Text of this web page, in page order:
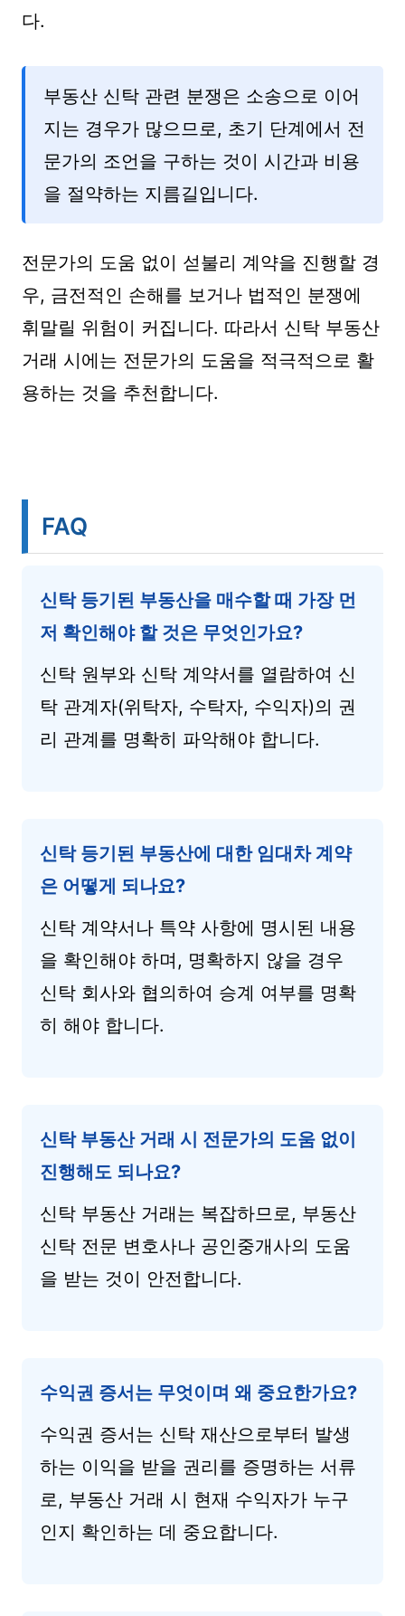
다.
부동산 신탁 관련 분쟁은 소송으로 이어
지는 경우가 많으므로, 초기 단계에서 전
문가의 조언을 구하는 것이 시간과 비용
을 절약하는 지름길입니다.
전문가의 도움 없이 섣불리 계약을 진행할 경
우, 금전적인 손해를 보거나 법적인 분쟁에
휘말릴 위험이 커집니다. 따라서 신탁 부동산
거래 시에는 전문가의 도움을 적극적으로 활
용하는 것을 추천합니다.
FAQ
신탁 등기된 부동산을 매수할 때 가장 먼
저 확인해야 할 것은 무엇인가요?
신탁 원부와 신탁 계약서를 열람하여 신
탁 관계자(위탁자, 수탁자, 수익자)의 권
리 관계를 명확히 파악해야 합니다.
신탁 등기된 부동산에 대한 임대차 계약
은 어떻게 되나요?
신탁 계약서나 특약 사항에 명시된 내용
을 확인해야 하며, 명확하지 않을 경우
신탁 회사와 협의하여 승계 여부를 명확
히 해야 합니다.
신탁 부동산 거래 시 전문가의 도움 없이
진행해도 되나요?
신탁 부동산 거래는 복잡하므로, 부동산
신탁 전문 변호사나 공인중개사의 도움
을 받는 것이 안전합니다.
수익권 증서는 무엇이며 왜 중요한가요?
수익권 증서는 신탁 재산으로부터 발생
하는 이익을 받을 권리를 증명하는 서류
로, 부동산 거래 시 현재 수익자가 누구
인지 확인하는 데 중요합니다.